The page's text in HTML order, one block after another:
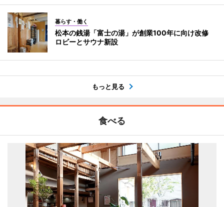
暮らす・働く
松本の銭湯「富士の湯」が創業100年に向け改修
ロビーとサウナ新設
もっと見る
食べる